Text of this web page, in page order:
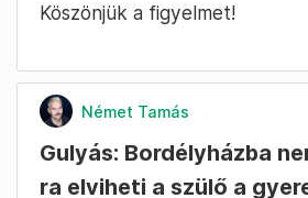
Köszönjük a figyelmet!
Német Tamás
Gulyás: Bordélyházba
ra elviheti a szülő a